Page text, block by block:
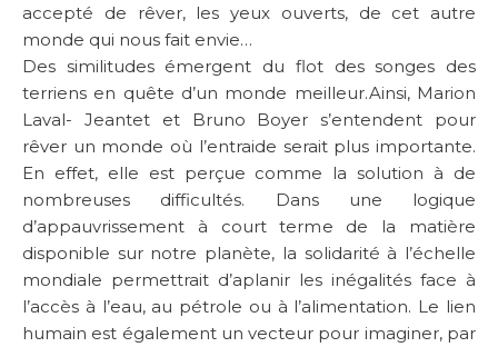
accepté de rêver, les yeux ouverts, de cet autre
monde qui nous fait envie…
Des similitudes émergent du flot des songes des
terriens en quête d’un monde meilleur.Ainsi, Marion
Laval- Jeantet et Bruno Boyer s’entendent pour
rêver un monde où l’entraide serait plus importante.
En effet, elle est perçue comme la solution à de
nombreuses difficultés. Dans une logique
d’appauvrissement à court terme de la matière
disponible sur notre planète, la solidarité à l’échelle
mondiale permettrait d’aplanir les inégalités face à
l’accès à l’eau, au pétrole ou à l’alimentation. Le lien
humain est également un vecteur pour imaginer, par